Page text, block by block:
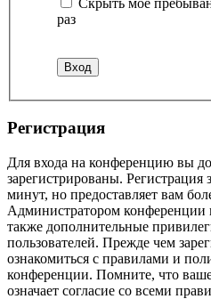
Скрыть моё
раз
Регистрация
Для входа на конференцию вы
зарегистрированы. Регистрация
минут, но предоставляет вам
Администратором конференции
также дополнительные
пользователей. Прежде чем
ознакомиться с правилами и
конференции. Помните, что
означает согласие со всеми